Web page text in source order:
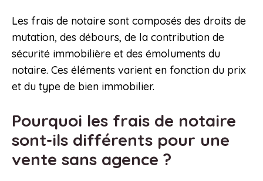
Les frais de notaire sont composés des droits de
mutation, des débours, de la contribution de
sécurité immobilière et des émoluments du
notaire. Ces éléments varient en fonction du prix
et du type de bien immobilier.
Pourquoi les frais de notaire
sont-ils différents pour une
vente sans agence ?